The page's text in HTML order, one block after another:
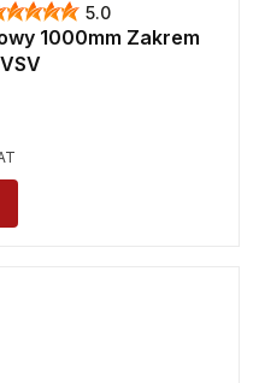
5.0
1000mm Zakrem